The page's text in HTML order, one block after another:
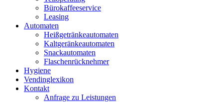
Bürokaffeeservice
Leasing
Automaten
Heißgetränkeautomaten
Kaltgeränkeautomaten
Snackautomaten
Flaschenrücknehmer
Hygiene
Vendinglexikon
Kontakt
Anfrage zu Leistungen